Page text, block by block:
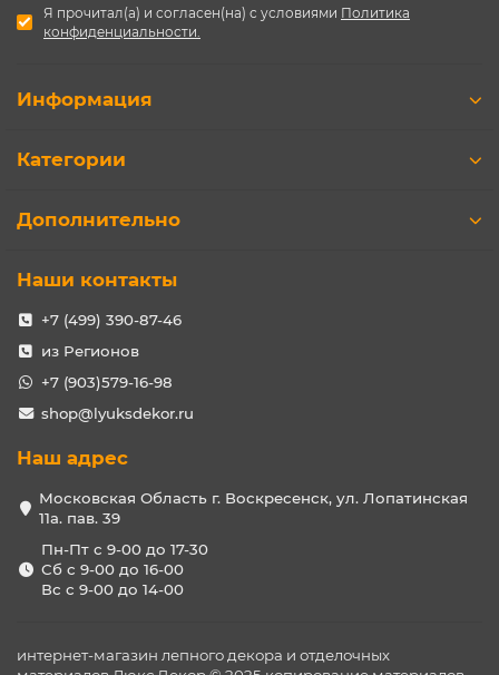
настроение, или серьезный тон, позволяющий
сосредоточиться на важных делах и глобальных
ARXAT позволяет сочетать элементы с идеальной
торжество логики красоты и порядка над хаосом
Новая коллекция восточных орнаментов ARXAT была
архитекторов, дизайнеров и частных клиентов.
Я прочитал(а) и согласен(на) с условиями Политика
конфиденциальности.
Информация
Категории
Дополнительно
Наши контакты
+7 (499) 390-87-46
из Регионов
+7 (903)579-16-98
shop@lyuksdekor.ru
Наш адрес
Московская Область г. Воскресенск, ул. Лопатинская
11а. пав. 39
Пн-Пт с 9-00 до 17-30
Сб с 9-00 до 16-00
Вс с 9-00 до 14-00
интернет-магазин лепного декора и отделочных